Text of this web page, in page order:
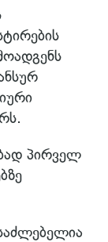
პირველ